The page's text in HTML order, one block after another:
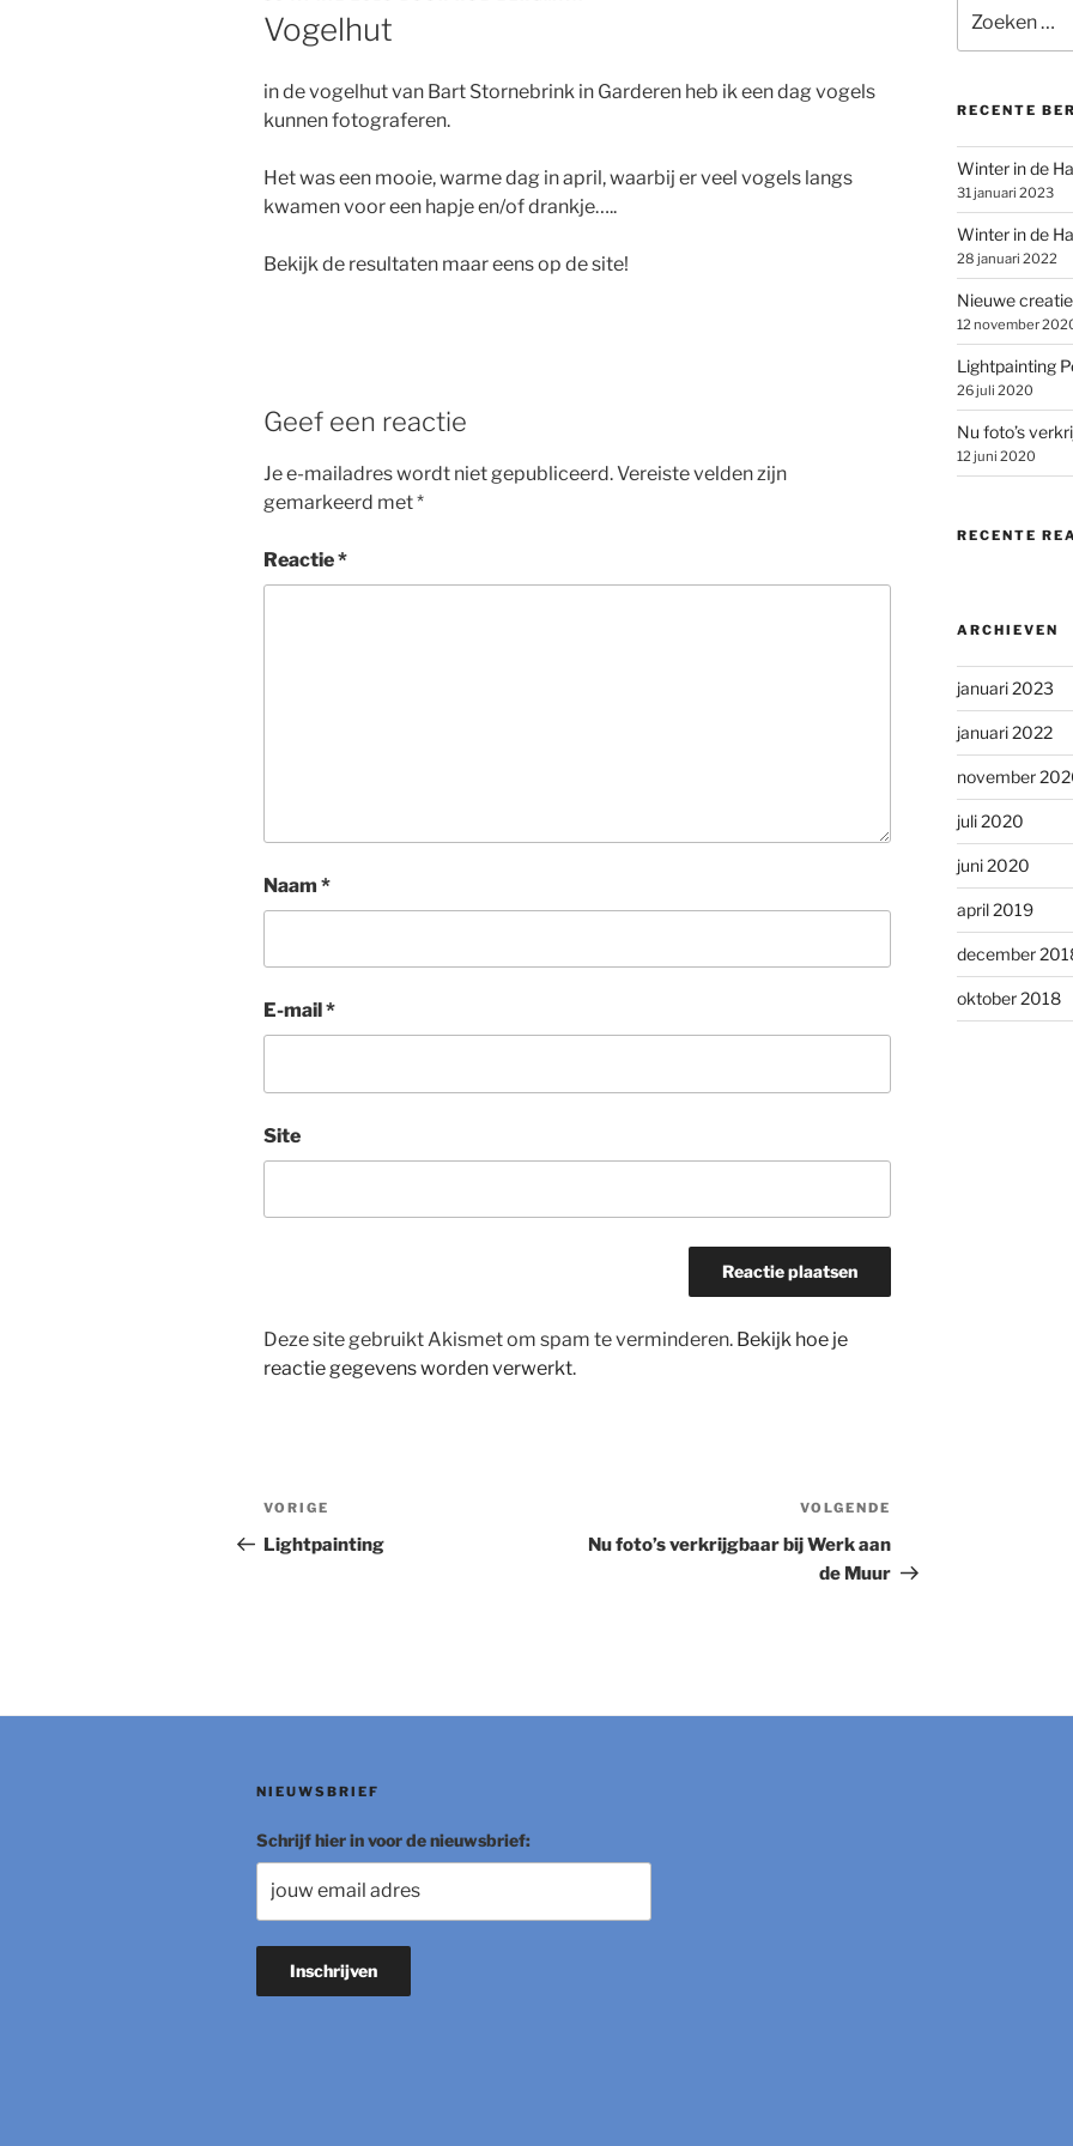
OP
Vogelhut
in de vogelhut van Bart Stornebrink in Garderen heb ik een dag vogels
kunnen fotograferen.
Het was een mooie, warme dag in april, waarbij er veel vogels langs
kwamen voor een hapje en/of drankje…..
Bekijk de resultaten maar eens op de site!
Geef een reactie
Je e-mailadres wordt niet gepubliceerd.Vereiste velden zijn
gemarkeerd met*
Reactie*
Naam *
E-mail *
Site
Deze site gebruikt Akismet om spam te verminderen. Bekijk hoe je
reactie gegevens worden verwerkt.
Bericht
navigatie
Vorig
bericht
VORIGE
Lightpainting
bericht
VOLGENDE
Nu foto’s verkrijgbaar bij Werk aan
de Muur
naar:
RECENTE
Winter in de
31 januari 2023
Winter in de
28 januari 2022
Nieuwe
12 november
Lightpainting
26 juli 2020
Nu foto’s
12 juni 2020
RECENTE
ARCHIEVEN
januari 2023
januari 2022
november
juli 2020
juni 2020
april 2019
december
oktober 2018
NIEUWSBRIEF
Schrijf hier in voor de nieuwsbrief: